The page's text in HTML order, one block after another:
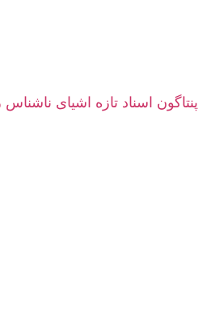
پنتاگون اسناد تازه اشیای